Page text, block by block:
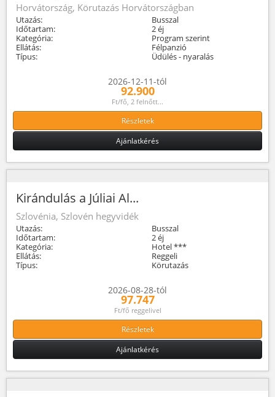
Horvátország, Körutazás Horvátországban
Utazás:
Busszal
Időtartam:
2 éj
Kategória:
Program szerint
Ellátás:
Félpanzió
Típus:
Üdülés - nyaralás
2026-12-11-tól
92.900
Ft/fő, 2 felnőtt...
Részletek
Ajánlatkérés
Kirándulás a Júliai Al...
Szlovénia, Szlovén hegyvidék
Utazás:
Busszal
Időtartam:
2 éj
Kategória:
Hotel ***
Ellátás:
Reggeli
Típus:
Körutazás
2026-08-28-tól
97.747
Ft/fő reggelivel
Részletek
Ajánlatkérés